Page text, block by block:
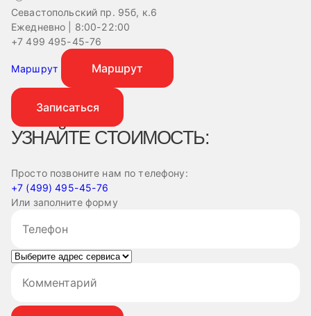
Севастопольский пр. 95б, к.6
Ежедневно | 8:00-22:00
+7 499 495-45-76
Маршрут Маршрут
Записаться
УЗНАЙТЕ СТОИМОСТЬ:
Просто позвоните нам по телефону:
+7 (499) 495-45-76
Или заполните форму